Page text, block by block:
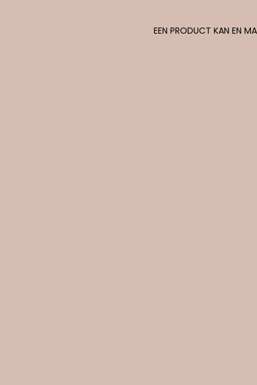
EEN PRODUCT KAN EN